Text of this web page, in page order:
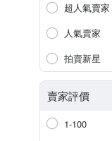
超人氣賣家
人氣賣家
拍賣新星
賣家評價
1-100